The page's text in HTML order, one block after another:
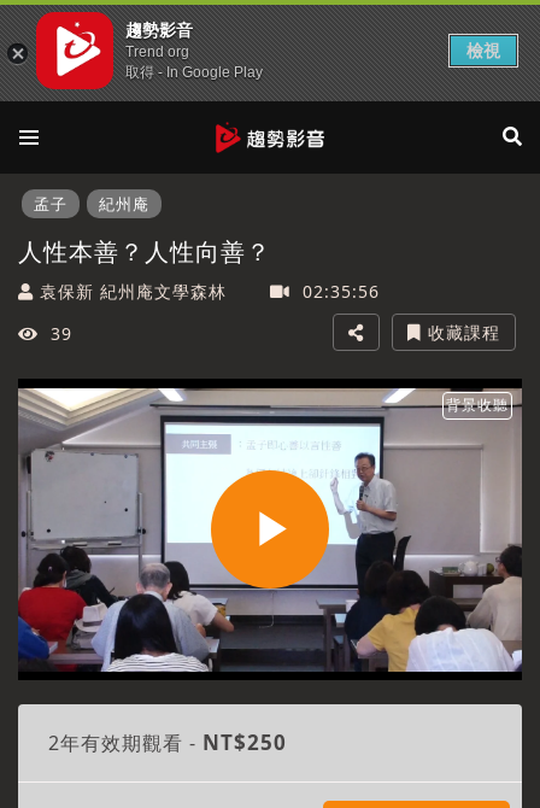
孟子 紀州庵
人性本善？人性向善？
袁保新 紀州庵文學森林
02:35:56
39
收藏課程
背景收聽
Play
Video
2年有效期觀看 - NT$250
趨勢影音
Trend org
取得 - In Google Play
檢視